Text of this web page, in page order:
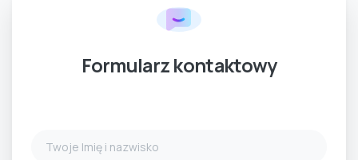
Formularz kontaktowy